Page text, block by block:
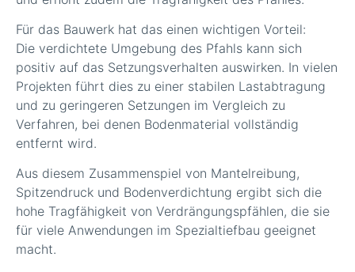
Für das Bauwerk hat das einen wichtigen Vorteil:
Die verdichtete Umgebung des Pfahls kann sich
positiv auf das Setzungsverhalten auswirken. In vielen
Projekten führt dies zu einer stabilen Lastabtragung
und zu geringeren Setzungen im Vergleich zu
Verfahren, bei denen Bodenmaterial vollständig
entfernt wird.
Aus diesem Zusammenspiel von Mantelreibung,
Spitzendruck und Bodenverdichtung ergibt sich die
hohe Tragfähigkeit von Verdrängungspfählen, die sie
für viele Anwendungen im Spezialtiefbau geeignet
macht.